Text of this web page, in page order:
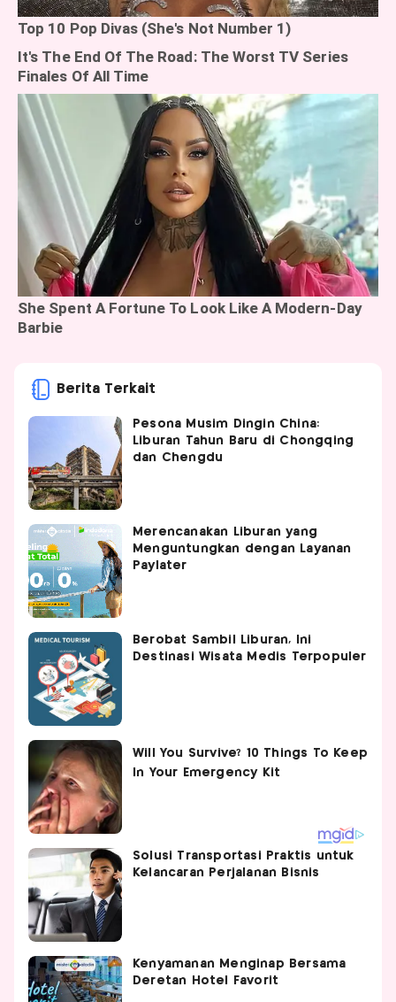
Berita Terkait
Pesona Musim Dingin China:
Liburan Tahun Baru di Chongqing
dan Chengdu
Merencanakan Liburan yang
Menguntungkan dengan Layanan
Paylater
Berobat Sambil Liburan, Ini
Destinasi Wisata Medis Terpopuler
Solusi Transportasi Praktis untuk
Kelancaran Perjalanan Bisnis
Kenyamanan Menginap Bersama
Deretan Hotel Favorit